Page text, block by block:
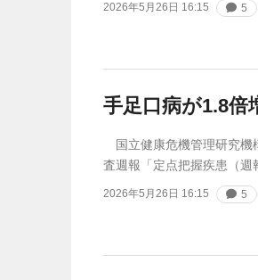
2026年5月26日 16:15 5
手足口病が1.8倍
国立健康危機管理研究機
査週報「定点把握疾患（週
2026年5月26日 16:15 5